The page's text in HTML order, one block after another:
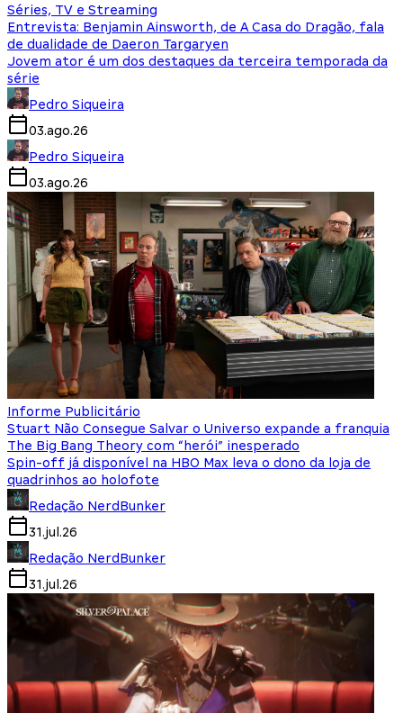
Séries, TV e Streaming
Entrevista: Benjamin Ainsworth, de A Casa do Dragão, fala
de dualidade de Daeron Targaryen
Jovem ator é um dos destaques da terceira temporada da
série
Pedro Siqueira
03.ago.26
Pedro Siqueira
03.ago.26
Informe Publicitário
Stuart Não Consegue Salvar o Universo expande a franquia
The Big Bang Theory com “herói” inesperado
Spin-off já disponível na HBO Max leva o dono da loja de
quadrinhos ao holofote
Redação NerdBunker
31.jul.26
Redação NerdBunker
31.jul.26